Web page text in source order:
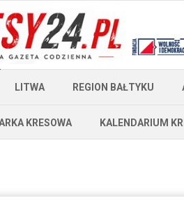
LITWA REGION BAŁTYKU
KRESOWA KALENDARIUM